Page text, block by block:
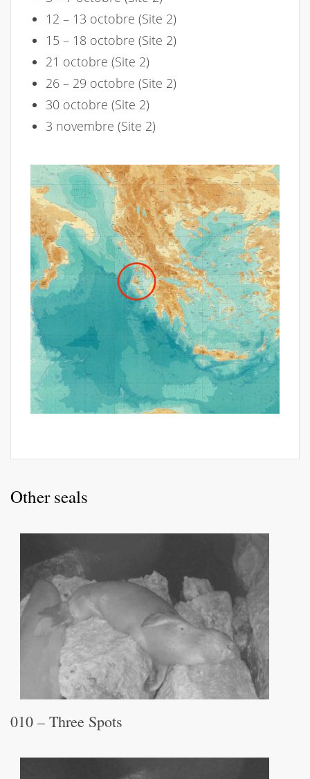
12 – 13 octobre (Site 2)
15 – 18 octobre (Site 2)
21 octobre (Site 2)
26 – 29 octobre (Site 2)
30 octobre (Site 2)
3 novembre (Site 2)
Other seals
010 – Three Spots